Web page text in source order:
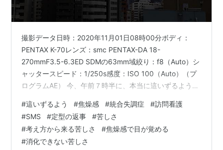
撮影データ日時：2020年11月01日08時00分ボディ：
PENTAX K-70レンズ：smc PENTAX-DA 18-
270mmF3.5-6.3ED SDMの63mm域絞り：f8（Auto）シ
ャッタースピード：1/250s感度：ISO 100（Auto）（プ
ログラムAE） 今、午前７時半に、本当に這いずるように
から焦燥感というには激しすぎる焦燥感で、発狂すると
いうか統合失調症を発症するのではないかと思った。
（私は統合失調症に罹ったことはない。） しかし、苦し
くて、横になってスマートフォンを使って何かを書こう
#這いずるよう #焦燥感 #統合失調症 #訪問看護
#SMS #定型の返事 #苦しさ
#考え方から来る苦しさ #焦燥感で目が覚める
#消化できない苦しさ